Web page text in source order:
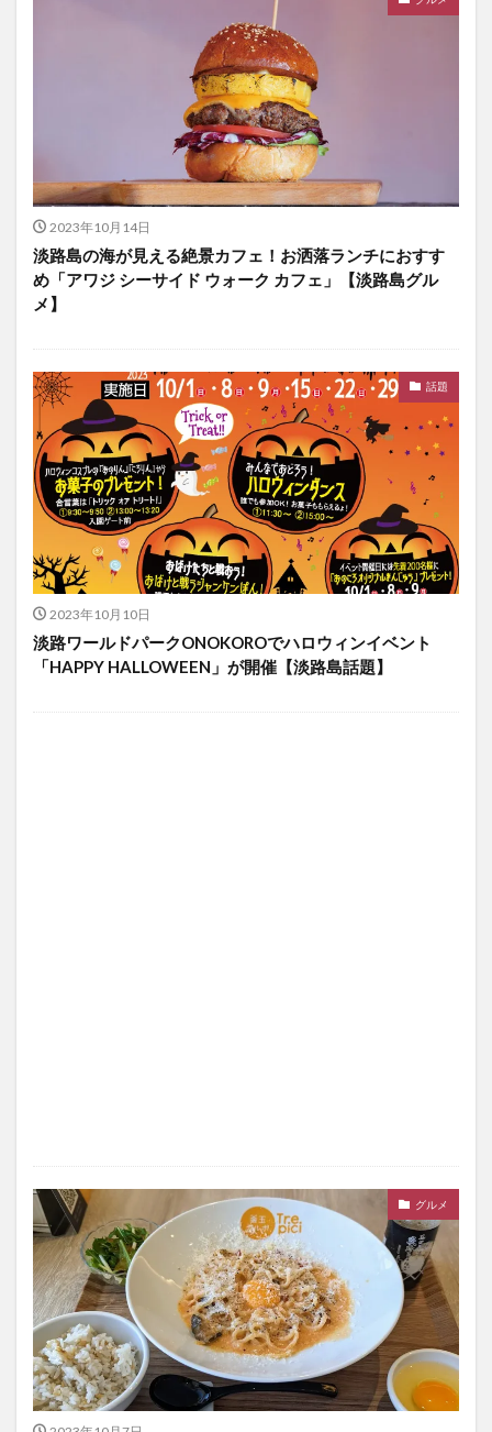
2023年10月14日
淡路島の海が見える絶景カフェ！お洒落ランチにおすす
め「アワジ シーサイド ウォーク カフェ」【淡路島グル
メ】
話題
2023年10月10日
淡路ワールドパークONOKOROでハロウィンイベント
「HAPPY HALLOWEEN」が開催【淡路島話題】
グルメ